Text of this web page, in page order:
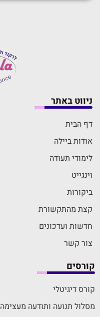
ניווט באתר
דף הבית
אודות ביילה
לימודי תעודה
וינגייט
ביקורות
קצת מהתקשורת
חדשות ועדכונים
צור קשר
קורסים
קורס דיגיטלי
מסלול תנועה ותודעה מעצימה